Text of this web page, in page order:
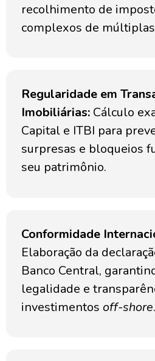
recolhimento de
complexos de
Regularidade em
Imobiliárias: Cálculo
Capital e ITBI para
surpresas e bloqueios
seu patrimônio.
Conformidade
Elaboração da
Banco Central,
legalidade e
investimentos off-shore.